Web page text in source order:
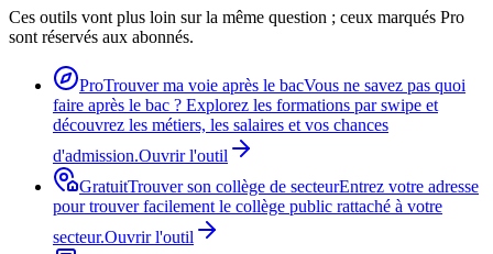
Ces outils vont plus loin sur la même question ; ceux marqués Pro
sont réservés aux abonnés.
ProTrouver ma voie après le bacVous ne savez pas quoi
faire après le bac ? Explorez les formations par swipe et
découvrez les métiers, les salaires et vos chances
d'admission.Ouvrir l'outil
GratuitTrouver son collège de secteurEntrez votre adresse
pour trouver facilement le collège public rattaché à votre
secteur.Ouvrir l'outil